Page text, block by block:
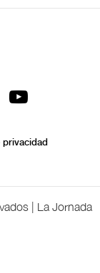
| La Jornada